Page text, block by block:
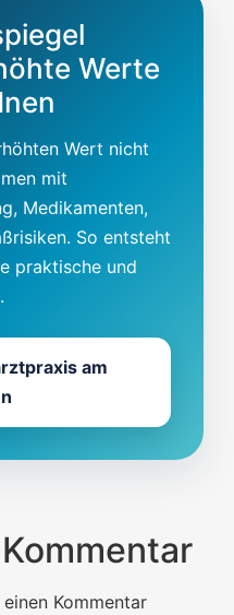
Werte
Wert nicht
mit
Medikamenten,
So entsteht
praktische und
am
einen Kommentar